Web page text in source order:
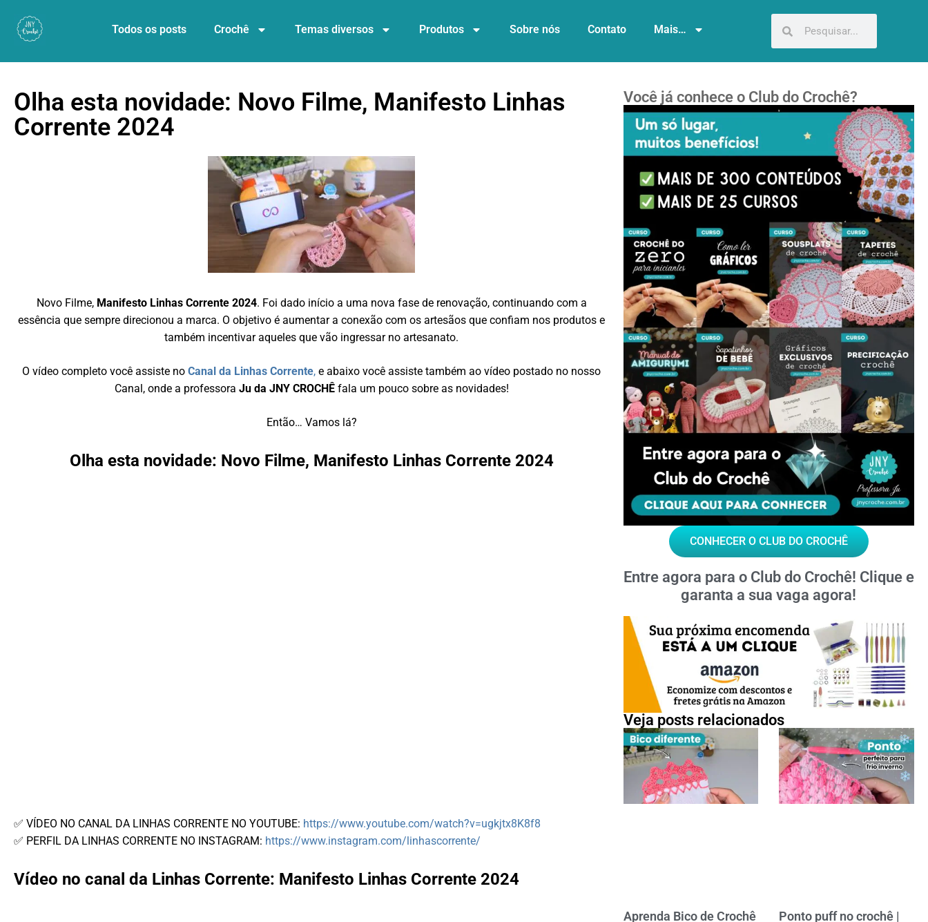
Todos os posts Crochê Temas diversos Produtos Sobre nós Contato Mais…
Você já conhece o Club do Crochê?
CONHECER O CLUB DO CROCHÊ
Entre agora para o Club do Crochê! Clique e
garanta a sua vaga agora!
Veja posts relacionados
Aprenda Bico de Crochê
Ponto puff no crochê |
Olha esta novidade: Novo Filme, Manifesto Linhas
Corrente 2024
Novo Filme, Manifesto Linhas Corrente 2024. Foi dado início a uma nova fase de renovação, continuando com a
essência que sempre direcionou a marca. O objetivo é aumentar a conexão com os artesãos que confiam nos produtos e
também incentivar aqueles que vão ingressar no artesanato.
O vídeo completo você assiste no Canal da Linhas Corrente, e abaixo você assiste também ao vídeo postado no nosso
Canal, onde a professora Ju da JNY CROCHÊfala um pouco sobre as novidades!
Então… Vamos lá?
Olha esta novidade: Novo Filme, Manifesto Linhas Corrente 2024
✅ VÍDEO NO CANAL DA LINHAS CORRENTE NO YOUTUBE: https://www.youtube.com/watch?v=ugkjtx8K8f8
✅ PERFIL DA LINHAS CORRENTE NO INSTAGRAM: https://www.instagram.com/linhascorrente/
Vídeo no canal da Linhas Corrente: Manifesto Linhas Corrente 2024